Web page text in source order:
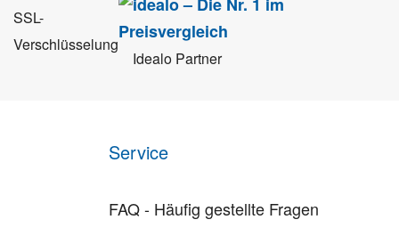
SSL-
Verschlüsselung
Idealo Partner
Service
FAQ - Häufig gestellte Fragen